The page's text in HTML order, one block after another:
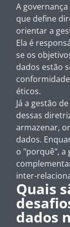
A
que define
orientar a
Ela é
se os
dados estão
éticos.
Já a gestão
dessas
armazenar,
dados.
o "porquê", a
inter-
Quais
dados